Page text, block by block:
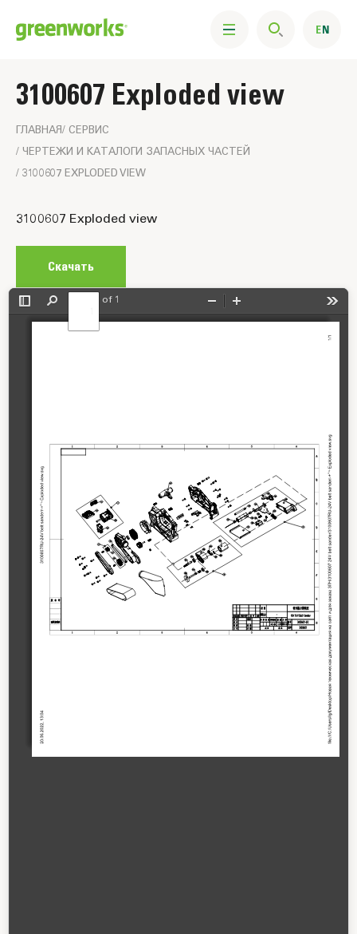
3100607 Exploded view
ГЛАВНАЯ CЕРВИС
ЧЕРТЕЖИ И КАТАЛОГИ ЗАПАСНЫХ ЧАСТЕЙ
3100607 EXPLODED VIEW
схемы
3100607 Exploded view
Скачать
of 1